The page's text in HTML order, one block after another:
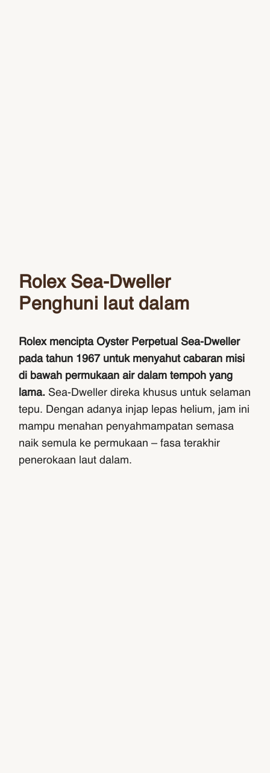
Rolex Sea-Dweller
Penghuni laut dalam
Rolex mencipta Oyster Perpetual Sea-Dweller
pada tahun 1967 untuk menyahut cabaran misi
di bawah permukaan air dalam tempoh yang
lama. Sea-Dweller direka khusus untuk selaman
tepu. Dengan adanya injap lepas helium, jam ini
mampu menahan penyahmampatan semasa
naik semula ke permukaan – fasa terakhir
penerokaan laut dalam.